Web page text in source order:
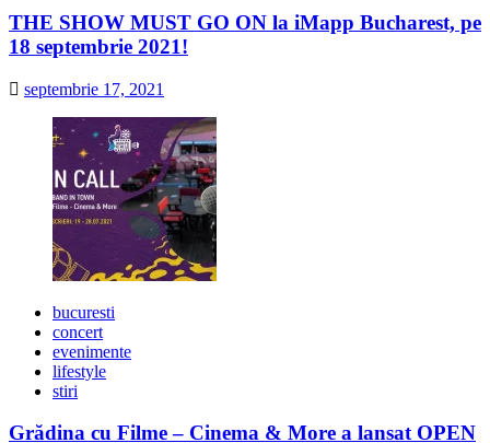
THE SHOW MUST GO ON la iMapp Bucharest, pe
18 septembrie 2021!
septembrie 17, 2021
bucuresti
concert
evenimente
lifestyle
stiri
Grădina cu Filme – Cinema & More a lansat OPEN